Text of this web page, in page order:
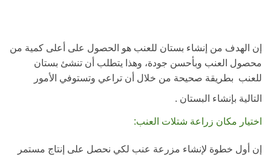
إن الهدف من إنشاء بستان للعنب هو الحصول على أعلى كمية من
محصول العنب وبأحسن جودة، وهذا يتطلب أن تنشئ بستان
للعنب بطريقة صحيحة من خلال أن تراعي وتستوفي الأمور
التالية بإنشاء البستان .
اختيار مكان زراعة شتلات العنب:
إن أول خطوة لإنشاء مزرعة عنب لكي نحصل على إنتاج مستمر